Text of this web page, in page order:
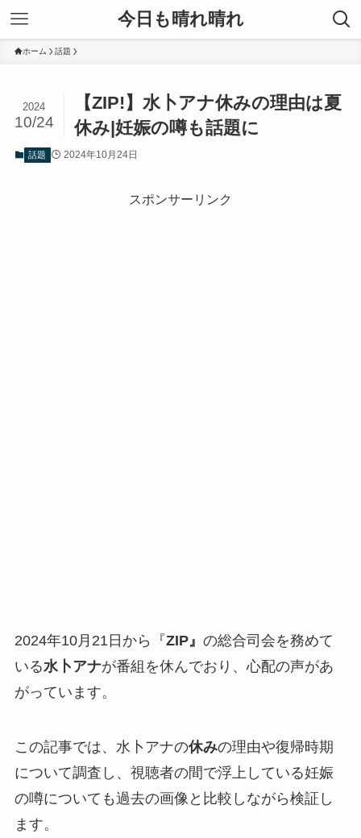
今日も晴れ晴れ
ホーム 話題
【ZIP!】水卜アナ休みの理由は夏
休み|妊娠の噂も話題に
2024
10/24
話題 2024年10月24日
スポンサーリンク
2024年10月21日から『ZIP』 の総合司会を務めて
いる水卜アナが番組を休んでおり、心配の声があ
がっています。
この記事では、水卜アナの休みの理由や復帰時期
について調査し、視聴者の間で浮上している妊娠
の噂についても過去の画像と比較しながら検証し
ます。